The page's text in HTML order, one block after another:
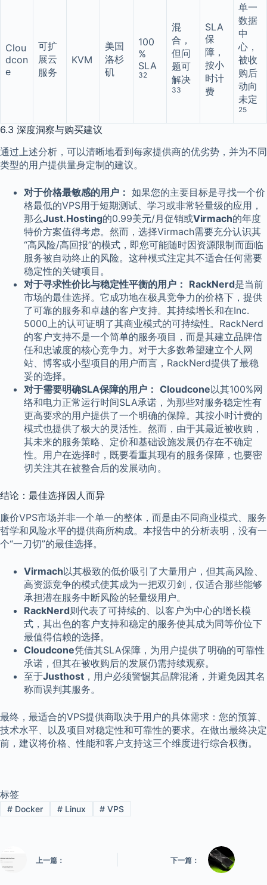
Clou
dcon
e
可扩
展云
服务
KVM
美国
洛杉
矶
100
%
SLA
32
混
合，
但问
题可
解决
33
SLA
保
障，
按小
时计
费
单一
数据
中
心，
被收
购后
动向
未定
25
6.3 深度洞察与购买建议
通过上述分析，可以清晰地看到每家提供商的优劣势，并为不同
类型的用户提供量身定制的建议。
对于价格最敏感的用户： 如果您的主要目标是寻找一个价
格最低的VPS用于短期测试、学习或非常轻量级的应用，
那么Just.Hosting的0.99美元/月促销或Virmach的年度
特价方案值得考虑。然而，选择Virmach需要充分认识其
“高风险/高回报”的模式，即您可能随时因资源限制而面临
服务被自动终止的风险。这种模式注定其不适合任何需要
稳定性的关键项目。
对于寻求性价比与稳定性平衡的用户： RackNerd是当前
市场的最佳选择。它成功地在极具竞争力的价格下，提供
了可靠的服务和卓越的客户支持。其持续增长和在Inc.
5000上的认可证明了其商业模式的可持续性。RackNerd
的客户支持不是一个简单的服务项目，而是其建立品牌信
任和忠诚度的核心竞争力。对于大多数希望建立个人网
站、博客或小型项目的用户而言，RackNerd提供了最稳
妥的选择。
对于需要明确SLA保障的用户： Cloudcone以其100%网
络和电力正常运行时间SLA承诺，为那些对服务稳定性有
更高要求的用户提供了一个明确的保障。其按小时计费的
模式也提供了极大的灵活性。然而，由于其最近被收购，
其未来的服务策略、定价和基础设施发展仍存在不确定
性。用户在选择时，既要看重其现有的服务保障，也要密
切关注其在被整合后的发展动向。
结论：最佳选择因人而异
廉价VPS市场并非一个单一的整体，而是由不同商业模式、服务
哲学和风险水平的提供商所构成。本报告中的分析表明，没有一
个“一刀切”的最佳选择。
Virmach以其极致的低价吸引了大量用户，但其高风险、
高资源竞争的模式使其成为一把双刃剑，仅适合那些能够
承担潜在服务中断风险的轻量级用户。
RackNerd则代表了可持续的、以客户为中心的增长模
式，其出色的客户支持和稳定的服务使其成为同等价位下
最值得信赖的选择。
Cloudcone凭借其SLA保障，为用户提供了明确的可靠性
承诺，但其在被收购后的发展仍需持续观察。
至于Justhost ，用户必须警惕其品牌混淆，并避免因其名
称而误判其服务。
最终，最适合的VPS提供商取决于用户的具体需求：您的预算、
技术水平、以及项目对稳定性和可靠性的要求。在做出最终决定
前，建议将价格、性能和客户支持这三个维度进行综合权衡。
标签
#Docker #Linux # VPS
上一篇： 下一篇：